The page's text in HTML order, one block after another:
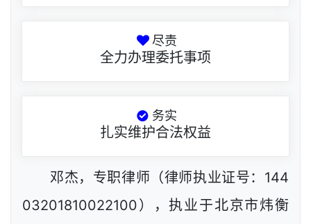
尽责
全力办理委托事项
务实
扎实维护合法权益
邓杰，专职律师（律师执业证号：144
03201810022100），执业于北京市炜衡